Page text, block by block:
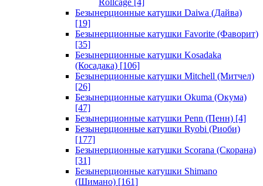
Rollcage [4]
Безынерционные катушки Daiwa (Дайва)
[19]
Безынерционные катушки Favorite (Фаворит)
[35]
Безынерционные катушки Kosadaka
(Косадака) [106]
Безынерционные катушки Mitchell (Митчел)
[26]
Безынерционные катушки Okuma (Окума)
[47]
Безынерционные катушки Penn (Пенн) [4]
Безынерционные катушки Ryobi (Риоби)
[177]
Безынерционные катушки Scorana (Скорана)
[31]
Безынерционные катушки Shimano
(Шимано) [161]